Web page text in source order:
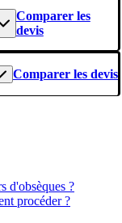
Comparer les
devis
Comparer les devis
d'obsèques ?
procéder ?